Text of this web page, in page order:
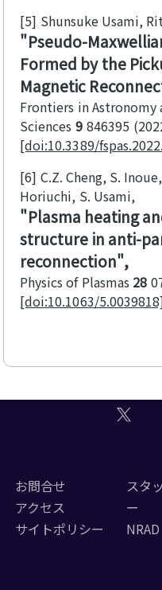
[5] Shunsuke Usami,
Pseudo-
Formed by the
Magnetic
Frontiers in Astronomy
Sciences 9 846395
[doi:10.3389/
[6] C.Z. Cheng, S.
Horiuchi, S. Usami
Plasma heating
structure in anti-
reconnection
Physics of Plasmas 28
[doi:10.1063/
お問合せ
アクセス
サイトポリシー
スタ
ー
NRAD